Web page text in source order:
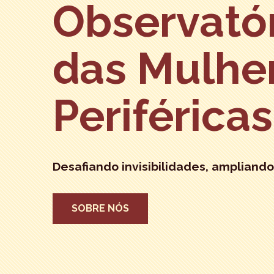
das
Periféricas
Desafiando invisibilidades,
SOBRE NÓS